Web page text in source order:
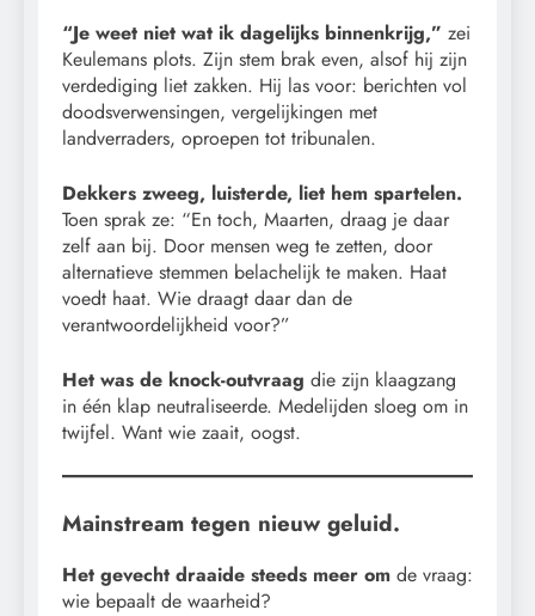
“Je weet niet wat ik dagelijks binnenkrijg,” zei
Keulemans plots. Zijn stem brak even, alsof hij zijn
verdediging liet zakken. Hij las voor: berichten vol
doodsverwensingen, vergelijkingen met
landverraders, oproepen tot tribunalen.
Dekkers zweeg, luisterde, liet hem spartelen.
Toen sprak ze: “En toch, Maarten, draag je daar
zelf aan bij. Door mensen weg te zetten, door
alternatieve stemmen belachelijk te maken. Haat
voedt haat. Wie draagt daar dan de
verantwoordelijkheid voor?”
Het was de knock-outvraag die zijn klaagzang
in één klap neutraliseerde. Medelijden sloeg om in
twijfel. Want wie zaait, oogst.
Mainstream tegen nieuw geluid.
Het gevecht draaide steeds meer om de vraag:
wie bepaalt de waarheid?